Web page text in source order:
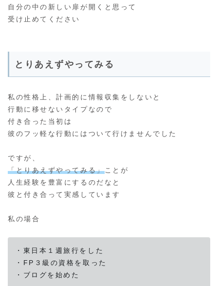
自分の中の新しい扉が開くと思って
受け止めてください
とりあえずやってみる
私の性格上、計画的に情報収集をしないと
行動に移せないタイプなので
付き合った当初は
彼のフッ軽な行動にはついて行けませんでした
ですが、
「とりあえずやってみる」ことが
人生経験を豊富にするのだなと
彼と付き合って実感しています
私の場合
・東日本１週旅行をした
・FP３級の資格を取った
・ブログを始めた